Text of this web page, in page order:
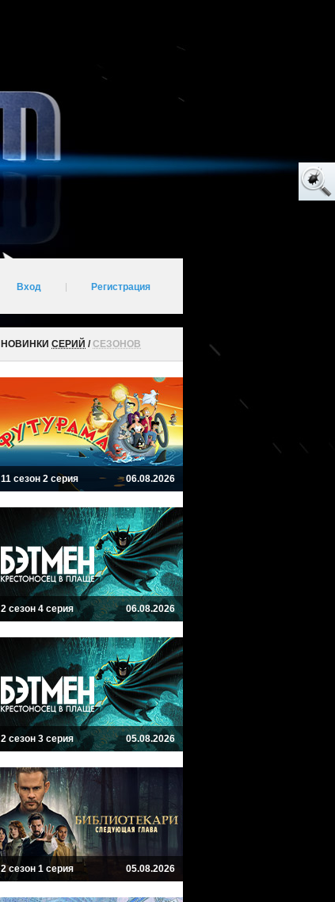
Вход Регистрация
НОВИНКИ СЕРИЙ /СЕЗОНОВ
11 сезон 2 серия 06.08.2026
2 сезон 4 серия 06.08.2026
2 сезон 3 серия 05.08.2026
2 сезон 1 серия 05.08.2026